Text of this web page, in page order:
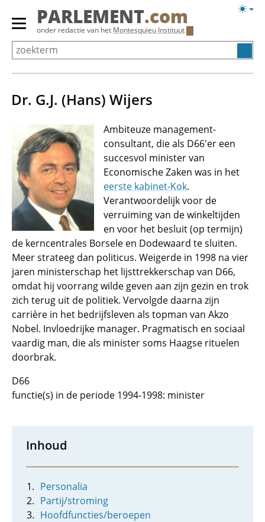
Overslaan
Primair
menu
tonen/verbergen
PARLEMENT.com
onder redactie van het Montesquieu Instituut
Dr. G.J. (Hans) Wijers
Ambiteuze management-
consultant, die als D66'er een
succesvol minister van
Economische Zaken was in het
eerste kabinet-Kok.
Verantwoordelijk voor de
verruiming van de winkeltijden
en voor het besluit (op termijn)
de kerncentrales Borsele en Dodewaard te sluiten.
Meer strateeg dan politicus. Weigerde in 1998 na vier
jaren ministerschap het lijsttrekkerschap van D66,
omdat hij voorrang wilde geven aan zijn gezin en trok
zich terug uit de politiek. Vervolgde daarna zijn
carrière in het bedrijfsleven als topman van Akzo
Nobel. Invloedrijke manager. Pragmatisch en sociaal
vaardig man, die als minister soms Haagse rituelen
doorbrak.
D66
functie(s) in de periode 1994-1998: minister
Inhoud
Personalia
Partij/stroming
Hoofdfuncties/beroepen